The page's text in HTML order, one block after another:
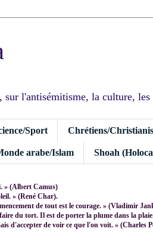
sur l'antisémitisme, la culture,
Sport Chrétiens/
arabe/Islam Shoah
» (Albert Camus)
» (René Char).
de tout est le courage. » (Vladimir
du tort. Il est de porter la plume dans la
d'accepter de voir ce que l'on voit. » (Charles